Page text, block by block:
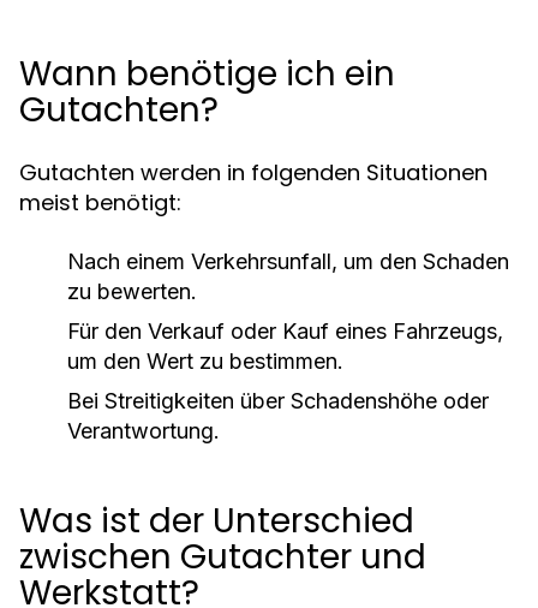
Wann benötige ich ein
Gutachten?
Gutachten werden in folgenden Situationen
meist benötigt:
Nach einem Verkehrsunfall, um den Schaden
zu bewerten.
Für den Verkauf oder Kauf eines Fahrzeugs,
um den Wert zu bestimmen.
Bei Streitigkeiten über Schadenshöhe oder
Verantwortung.
Was ist der Unterschied
zwischen Gutachter und
Werkstatt?